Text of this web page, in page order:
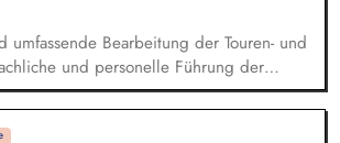
inkl. Dokumentation -
zweckgerechte Zuordnung sowie
Spendengeldern - Buchhalterische
bei Führung und Kontrolle von
umfassende Bearbeitung der Touren- und
und personelle Führung der
Sicherstellung der Betriebsbereitschaft
sowie unserer Fahrzeuge,